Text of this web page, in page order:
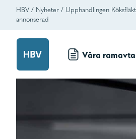
HBV / Nyheter / Upphandlingen
annonserad
Våra